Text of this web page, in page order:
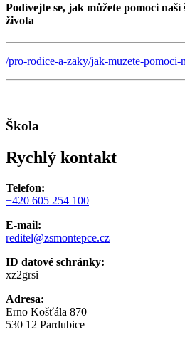
Podívejte se, jak můžete pomoci
života
/pro-rodice-a-zaky/jak-muzete-pomoci-
Škola
Rychlý kontakt
Telefon:
+420 605 254 100
E-mail:
reditel@zsmontepce.cz
ID datové schránky:
xz2grsi
Adresa:
Erno Košťála 870
530 12 Pardubice